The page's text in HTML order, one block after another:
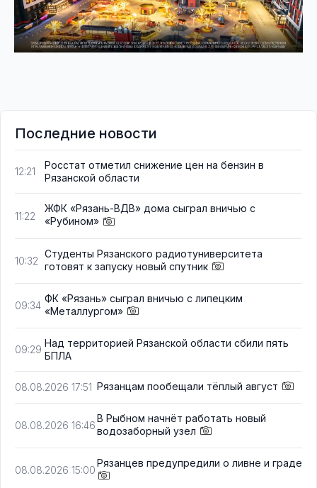
Последние новости
12:21
Росстат отметил снижение цен на бензин в
Рязанской области
11:22
ЖФК «Рязань-ВДВ» дома сыграл вничью с
«Рубином»
10:32
Студенты Рязанского радиотуниверситета
готовят к запуску новый спутник
09:34
ФК «Рязань» сыграл вничью с липецким
«Металлургом»
09:29
Над территорией Рязанской области сбили пять
БПЛА
08.08.2026 17:51 Рязанцам пообещали тёплый август
08.08.2026 16:46
В Рыбном начнёт работать новый
водозаборный узел
08.08.2026 15:00
Рязанцев предупредили о ливне и граде